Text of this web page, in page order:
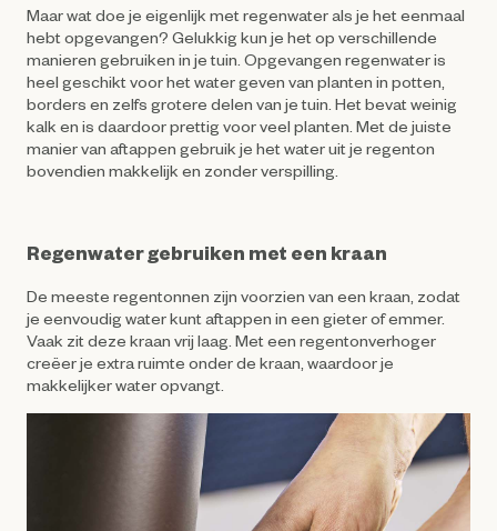
Maar wat doe je eigenlijk met regenwater als je het eenmaal
hebt opgevangen? Gelukkig kun je het op verschillende
manieren gebruiken in je tuin. Opgevangen regenwater is
heel geschikt voor het water geven van planten in potten,
borders en zelfs grotere delen van je tuin. Het bevat weinig
kalk en is daardoor prettig voor veel planten. Met de juiste
manier van aftappen gebruik je het water uit je regenton
bovendien makkelijk en zonder verspilling.
Regenwater gebruiken met een kraan
De meeste regentonnen zijn voorzien van een kraan, zodat
je eenvoudig water kunt aftappen in een gieter of emmer.
Vaak zit deze kraan vrij laag. Met een regentonverhoger
creëer je extra ruimte onder de kraan, waardoor je
makkelijker water opvangt.